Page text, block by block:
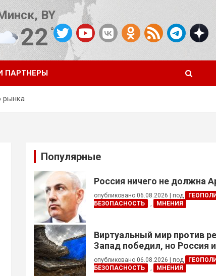
BY
22°C
от OpenWeatherMap
ПАРТНЕРЫ
рынка
Популярные
Россия ничего не должна
опубликовано 06.08.2026 под
БЕЗОПАСНОСТЬ
, МНЕНИЯ
Виртуальный мир против
Запад победил, но Россия
опубликовано 06.08.2026 под
БЕЗОПАСНОСТЬ
, МНЕНИЯ